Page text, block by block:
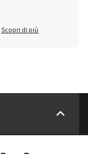
Scopri di più